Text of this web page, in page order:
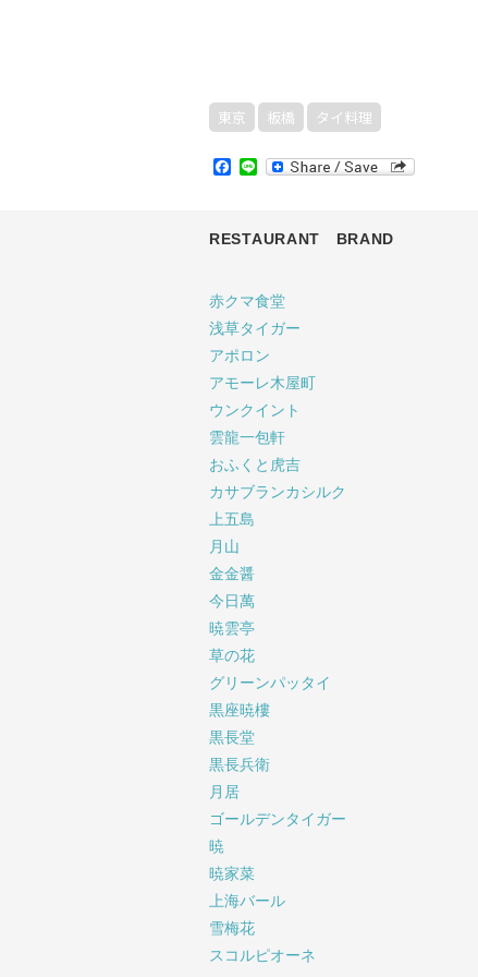
東京 板橋 タイ料理
Facebook
Line
RESTAURANT BRAND
赤クマ食堂
浅草タイガー
アポロン
アモーレ木屋町
ウンクイント
雲龍一包軒
おふくと虎吉
カサブランカシルク
上五島
月山
金金醤
今日萬
暁雲亭
草の花
グリーンパッタイ
黒座暁樓
黒長堂
黒長兵衛
月居
ゴールデンタイガー
暁
暁家菜
上海バール
雪梅花
スコルピオーネ